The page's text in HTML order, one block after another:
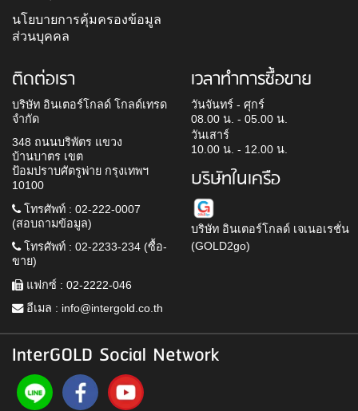
นโยบายการคุ้มครองข้อมูล
ส่วนบุคคล
ติดต่อเรา
บริษัท อินเตอร์โกลด์ โกลด์เทรด
จำกัด
348 ถนนบริพัตร แขวง
บ้านบาตร เขต
ป้อมปราบศัตรูพ่าย กรุงเทพฯ
10100
โทรศัพท์ : 02-222-0007
(สอบถามข้อมูล)
โทรศัพท์ : 02-2233-234 (ซื้อ-
ขาย)
แฟกซ์ : 02-2222-046
อีเมล : info@intergold.co.th
เวลาทำการซื้อขาย
วันจันทร์ - ศุกร์
08.00 น. - 05.00 น.
วันเสาร์
10.00 น. - 12.00 น.
บริษัทในเครือ
บริษัท อินเตอร์โกลด์ เจเนอเรชั่น
(GOLD2go)
InterGOLD Social Network